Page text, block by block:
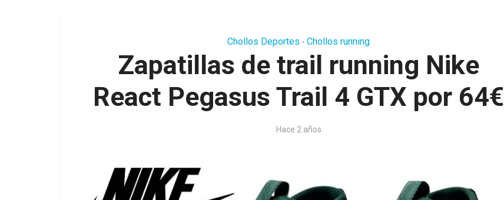
Chollos Deportes • Chollos running
Zapatillas de trail running Nike
React Pegasus Trail 4 GTX por 64€
Hace 2 años